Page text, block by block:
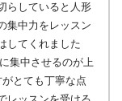
らしていると人形
集中力をレッスン
してくれました
集中させるのが上
とても丁寧な点